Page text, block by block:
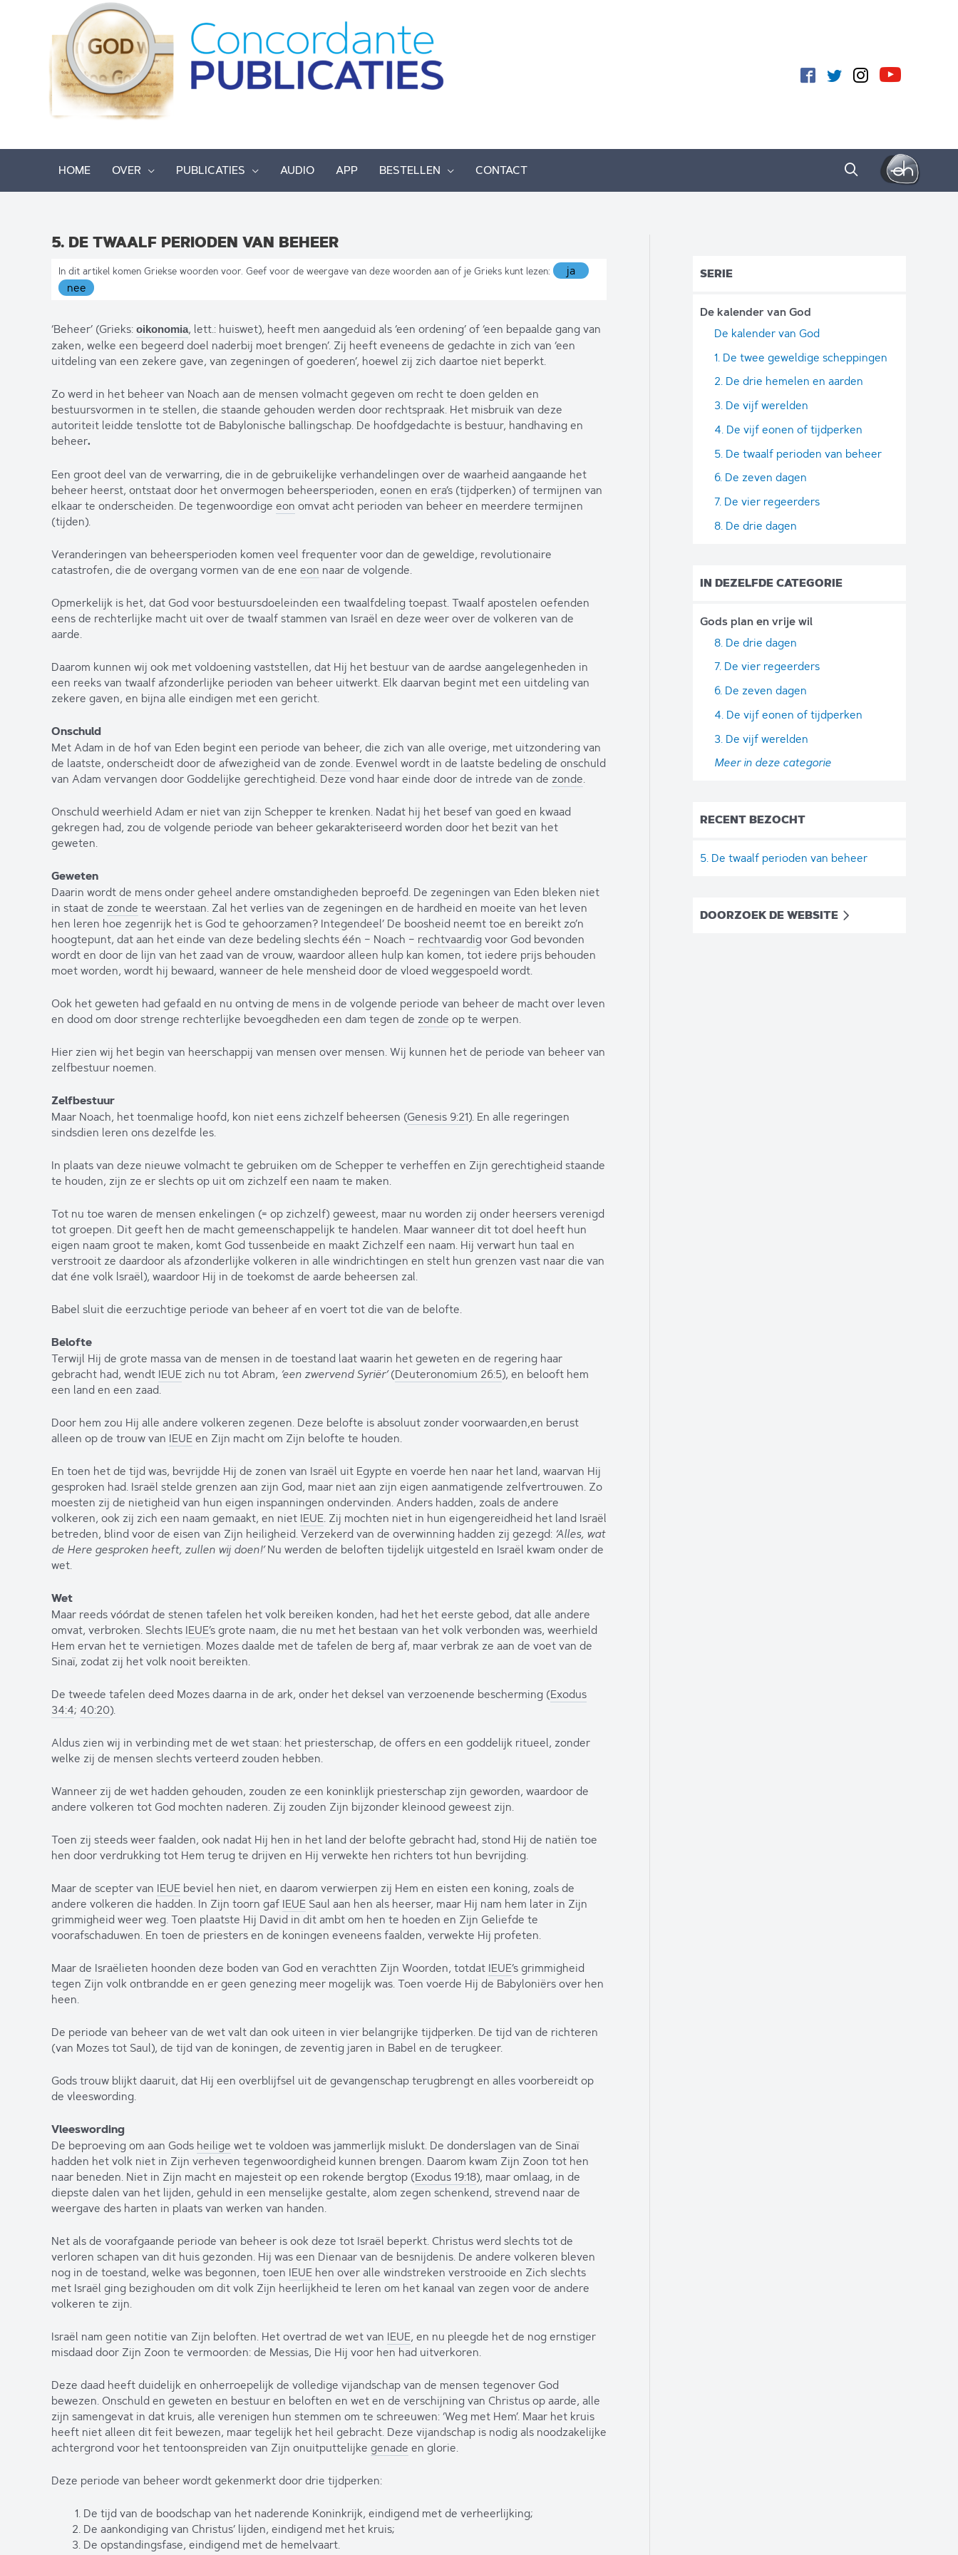
HOME OVER PUBLICATIES AUDIO APP BESTELLEN CONTACT
5. DE TWAALF PERIODEN VAN BEHEER
In dit artikel komen Griekse woorden voor. Geef voor de weergave van deze woorden aan of je Grieks kunt lezen:
‘Beheer’ (Grieks: oikonomia, lett.: huiswet), heeft men aangeduid als ‘een ordening’ of ‘een bepaalde gang van
zaken, welke een begeerd doel naderbij moet brengen’. Zij heeft eveneens de gedachte in zich van ‘een
uitdeling van een zekere gave, van zegeningen of goederen’, hoewel zij zich daartoe niet beperkt.
Zo werd in het beheer van Noach aan de mensen volmacht gegeven om recht te doen gelden en
bestuursvormen in te stellen, die staande gehouden werden door rechtspraak. Het misbruik van deze
autoriteit leidde tenslotte tot de Babylonische ballingschap. De hoofdgedachte is bestuur, handhaving en
beheer.
Een groot deel van de verwarring, die in de gebruikelijke verhandelingen over de waarheid aangaande het
beheer heerst, ontstaat door het onvermogen beheersperioden, eonen en era’s (tijdperken) of termijnen van
elkaar te onderscheiden. De tegenwoordige eon omvat acht perioden van beheer en meerdere termijnen
(tijden).
Veranderingen van beheersperioden komen veel frequenter voor dan de geweldige, revolutionaire
catastrofen, die de overgang vormen van de ene eon naar de volgende.
Opmerkelijk is het, dat God voor bestuursdoeleinden een twaalfdeling toepast. Twaalf apostelen oefenden
eens de rechterlijke macht uit over de twaalf stammen van Israël en deze weer over de volkeren van de
aarde.
Daarom kunnen wij ook met voldoening vaststellen, dat Hij het bestuur van de aardse aangelegenheden in
een reeks van twaalf afzonderlijke perioden van beheer uitwerkt. Elk daarvan begint met een uitdeling van
zekere gaven, en bijna alle eindigen met een gericht.
Onschuld
Met Adam in de hof van Eden begint een periode van beheer, die zich van alle overige, met uitzondering van
de laatste, onderscheidt door de afwezigheid van de zonde. Evenwel wordt in de laatste bedeling de onschuld
van Adam vervangen door Goddelijke gerechtigheid. Deze vond haar einde door de intrede van de zonde.
Onschuld weerhield Adam er niet van zijn Schepper te krenken. Nadat hij het besef van goed en kwaad
gekregen had, zou de volgende periode van beheer gekarakteriseerd worden door het bezit van het
geweten.
Geweten
Daarin wordt de mens onder geheel andere omstandigheden beproefd. De zegeningen van Eden bleken niet
in staat de zonde te weerstaan. Zal het verlies van de zegeningen en de hardheid en moeite van het leven
hen leren hoe zegenrijk het is God te gehoorzamen? Integendeel’ De boosheid neemt toe en bereikt zo’n
hoogtepunt, dat aan het einde van deze bedeling slechts één – Noach – rechtvaardig voor God bevonden
wordt en door de lijn van het zaad van de vrouw, waardoor alleen hulp kan komen, tot iedere prijs behouden
moet worden, wordt hij bewaard, wanneer de hele mensheid door de vloed weggespoeld wordt.
Ook het geweten had gefaald en nu ontving de mens in de volgende periode van beheer de macht over leven
en dood om door strenge rechterlijke bevoegdheden een dam tegen de zonde op te werpen.
Hier zien wij het begin van heerschappij van mensen over mensen. Wij kunnen het de periode van beheer van
zelfbestuur noemen.
Zelfbestuur
Maar Noach, het toenmalige hoofd, kon niet eens zichzelf beheersen (Genesis 9:21). En alle regeringen
sindsdien leren ons dezelfde les.
In plaats van deze nieuwe volmacht te gebruiken om de Schepper te verheffen en Zijn gerechtigheid staande
te houden, zijn ze er slechts op uit om zichzelf een naam te maken.
Tot nu toe waren de mensen enkelingen (= op zichzelf) geweest, maar nu worden zij onder heersers verenigd
tot groepen. Dit geeft hen de macht gemeenschappelijk te handelen. Maar wanneer dit tot doel heeft hun
eigen naam groot te maken, komt God tussenbeide en maakt Zichzelf een naam. Hij verwart hun taal en
verstrooit ze daardoor als afzonderlijke volkeren in alle windrichtingen en stelt hun grenzen vast naar die van
dat éne volk lsraël), waardoor Hij in de toekomst de aarde beheersen zal.
Babel sluit die eerzuchtige periode van beheer af en voert tot die van de belofte.
Belofte
Terwijl Hij de grote massa van de mensen in de toestand laat waarin het geweten en de regering haar
gebracht had, wendt IEUE zich nu tot Abram, ‘een zwervend Syriër’(Deuteronomium 26:5), en belooft hem
een land en een zaad.
Door hem zou Hij alle andere volkeren zegenen. Deze belofte is absoluut zonder voorwaarden,en berust
alleen op de trouw van IEUEen Zijn macht om Zijn belofte te houden.
En toen het de tijd was, bevrijdde Hij de zonen van Israël uit Egypte en voerde hen naar het land, waarvan Hij
gesproken had. Israël stelde grenzen aan zijn God, maar niet aan zijn eigen aanmatigende zelfvertrouwen. Zo
moesten zij de nietigheid van hun eigen inspanningen ondervinden. Anders hadden, zoals de andere
volkeren, ook zij zich een naam gemaakt, en niet IEUE. Zij mochten niet in hun eigengereidheid het land Israël
betreden, blind voor de eisen van Zijn heiligheid. Verzekerd van de overwinning hadden zij gezegd: ‘Alles, wat
de Here gesproken heeft, zullen wij doen!’Nu werden de beloften tijdelijk uitgesteld en Israël kwam onder de
wet.
Wet
Maar reeds vóórdat de stenen tafelen het volk bereiken konden, had het het eerste gebod, dat alle andere
omvat, verbroken. Slechts IEUE’s grote naam, die nu met het bestaan van het volk verbonden was, weerhield
Hem ervan het te vernietigen. Mozes daalde met de tafelen de berg af, maar verbrak ze aan de voet van de
Sinaï, zodat zij het volk nooit bereikten.
De tweede tafelen deed Mozes daarna in de ark, onder het deksel van verzoenende bescherming (Exodus
34:4; 40:20).
Aldus zien wij in verbinding met de wet staan: het priesterschap, de offers en een goddelijk ritueel, zonder
welke zij de mensen slechts verteerd zouden hebben.
Wanneer zij de wet hadden gehouden, zouden ze een koninklijk priesterschap zijn geworden, waardoor de
andere volkeren tot God mochten naderen. Zij zouden Zijn bijzonder kleinood geweest zijn.
Toen zij steeds weer faalden, ook nadat Hij hen in het land der belofte gebracht had, stond Hij de natiën toe
hen door verdrukking tot Hem terug te drijven en Hij verwekte hen richters tot hun bevrijding.
Maar de scepter van IEUE beviel hen niet, en daarom verwierpen zij Hem en eisten een koning, zoals de
andere volkeren die hadden. In Zijn toorn gaf IEUE Saul aan hen als heerser, maar Hij nam hem later in Zijn
grimmigheid weer weg. Toen plaatste Hij David in dit ambt om hen te hoeden en Zijn Geliefde te
voorafschaduwen. En toen de priesters en de koningen eveneens faalden, verwekte Hij profeten.
Maar de Israëlieten hoonden deze boden van God en verachtten Zijn Woorden, totdat IEUE’s grimmigheid
tegen Zijn volk ontbrandde en er geen genezing meer mogelijk was. Toen voerde Hij de Babyloniërs over hen
heen.
De periode van beheer van de wet valt dan ook uiteen in vier belangrijke tijdperken. De tijd van de richteren
(van Mozes tot Saul), de tijd van de koningen, de zeventig jaren in Babel en de terugkeer.
Gods trouw blijkt daaruit, dat Hij een overblijfsel uit de gevangenschap terugbrengt en alles voorbereidt op
de vleeswording.
Vleeswording
De beproeving om aan Gods heilige wet te voldoen was jammerlijk mislukt. De donderslagen van de Sinaï
hadden het volk niet in Zijn verheven tegenwoordigheid kunnen brengen. Daarom kwam Zijn Zoon tot hen
naar beneden. Niet in Zijn macht en majesteit op een rokende bergtop (Exodus 19:18), maar omlaag, in de
diepste dalen van het lijden, gehuld in een menselijke gestalte, alom zegen schenkend, strevend naar de
weergave des harten in plaats van werken van handen.
Net als de voorafgaande periode van beheer is ook deze tot Israël beperkt. Christus werd slechts tot de
verloren schapen van dit huis gezonden. Hij was een Dienaar van de besnijdenis. De andere volkeren bleven
nog in de toestand, welke was begonnen, toen IEUE hen over alle windstreken verstrooide en Zich slechts
met Israël ging bezighouden om dit volk Zijn heerlijkheid te leren om het kanaal van zegen voor de andere
volkeren te zijn.
Israël nam geen notitie van Zijn beloften. Het overtrad de wet van IEUE, en nu pleegde het de nog ernstiger
misdaad door Zijn Zoon te vermoorden: de Messias, Die Hij voor hen had uitverkoren.
Deze daad heeft duidelijk en onherroepelijk de volledige vijandschap van de mensen tegenover God
bewezen. Onschuld en geweten en bestuur en beloften en wet en de verschijning van Christus op aarde, alle
zijn samengevat in dat kruis, alle verenigen hun stemmen om te schreeuwen: ‘Weg met Hem’. Maar het kruis
heeft niet alleen dit feit bewezen, maar tegelijk het heil gebracht. Deze vijandschap is nodig als noodzakelijke
achtergrond voor het tentoonspreiden van Zijn onuitputtelijke genade en glorie.
Deze periode van beheer wordt gekenmerkt door drie tijdperken:
De tijd van de boodschap van het naderende Koninkrijk, eindigend met de verheerlijking;
De aankondiging van Christus’ lijden, eindigend met het kruis;
De opstandingsfase, eindigend met de hemelvaart.
SERIE
De kalender van God
De kalender van God
1. De twee geweldige scheppingen
2. De drie hemelen en aarden
3. De vijf werelden
4. De vijf eonen of tijdperken
5. De twaalf perioden van beheer
6. De zeven dagen
7. De vier regeerders
8. De drie dagen
IN DEZELFDE CATEGORIE
Gods plan en vrije wil
8. De drie dagen
7. De vier regeerders
6. De zeven dagen
4. De vijf eonen of tijdperken
3. De vijf werelden
Meer in deze categorie
RECENT BEZOCHT
5. De twaalf perioden van beheer
DOORZOEK DE WEBSITE